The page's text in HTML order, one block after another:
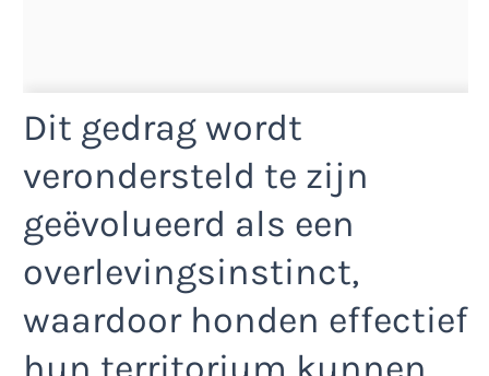
Dit gedrag wordt
verondersteld te zijn
geëvolueerd als een
overlevingsinstinct,
waardoor honden effectief